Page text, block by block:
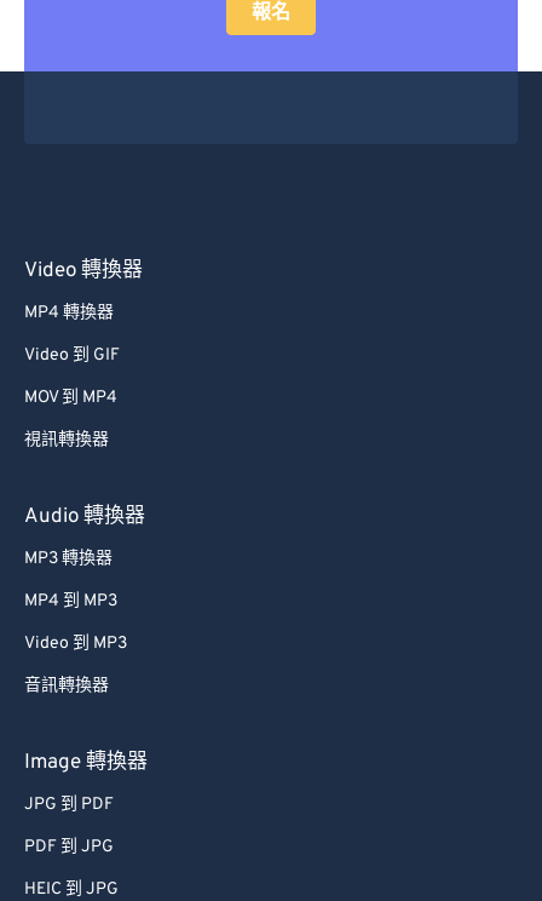
報名
Video 轉換器
MP4 轉換器
Video 到 GIF
MOV 到 MP4
視訊轉換器
Audio 轉換器
MP3 轉換器
MP4 到 MP3
Video 到 MP3
音訊轉換器
Image 轉換器
JPG 到 PDF
PDF 到 JPG
HEIC 到 JPG